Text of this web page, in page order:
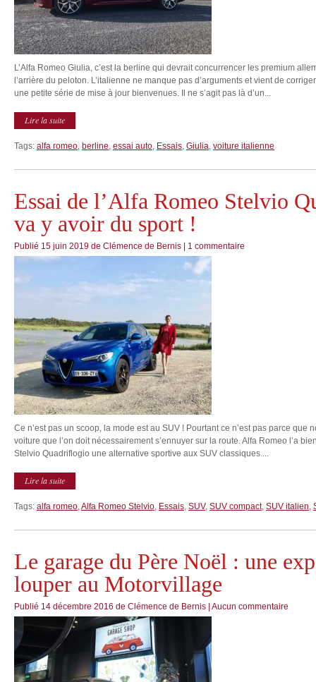
L’Alfa Romeo Giulia, c’est la berline qui devrait concurrencer les premium
l’arrière du peloton. L’italienne ne manque pas d’arguments et vient de
une petite série de mise à jour bienvenues. Il ne s’agit pas là d’un...
Lire la suite
Tags: alfa romeo, berline, essai auto, Essais, Giulia, voiture italienne
Essai de l’Alfa Romeo Stelvio
va y avoir du sport !
Publié 15 juin 2019 de Clémence de Bernis 1 commentaire
Ce n’est pas un scoop, la mode est au SUV ! Pourtant ce n’est pas parce que
voiture que l’on doit nécessairement s’ennuyer sur la route. Alfa Romeo l’a
Stelvio Quadriflogio une alternative sportive aux SUV classiques....
Lire la suite
Tags: alfa romeo,Alfa Romeo Stelvio, Essais, SUV, SUV compact, SUV italien,
Le garage du Père Noël : une
louper au Motorvillage
Publié 14 décembre 2016 de Clémence de Bernis Aucun commentaire